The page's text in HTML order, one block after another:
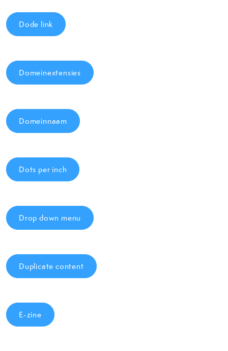
Dode link
Domeinextensies
Domeinnaam
Dots per inch
Drop down menu
Duplicate content
E-zine